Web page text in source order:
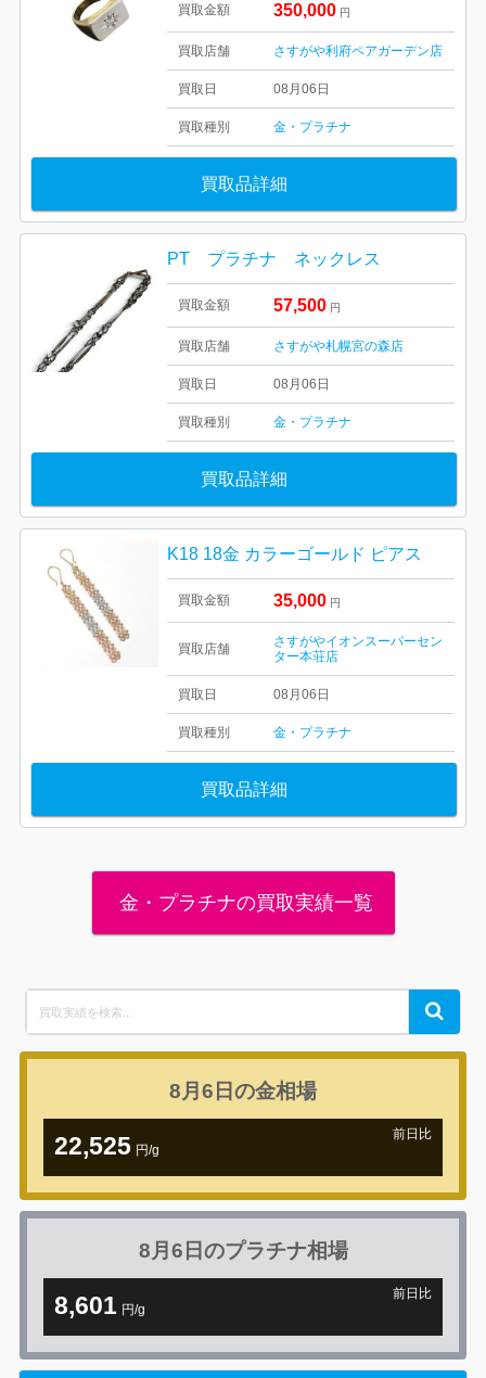
買取金額 350,000 円
買取店舗 さすがや利府ペアガーデン店
買取日 08月06日
買取種別 金・プラチナ
買取品詳細
PT プラチナ ネックレス
買取金額 57,500 円
買取店舗 さすがや札幌宮の森店
買取日 08月06日
買取種別 金・プラチナ
買取品詳細
K18 18金 カラーゴールド ピアス
買取金額 35,000 円
買取店舗
さすがやイオンスーパーセン
ター本荘店
買取日 08月06日
買取種別 金・プラチナ
買取品詳細
金・プラチナの買取実績一覧
for:
Search
8月6日の金相場
22,525 円/g
前日比
8月6日のプラチナ相場
8,601 円/g
前日比